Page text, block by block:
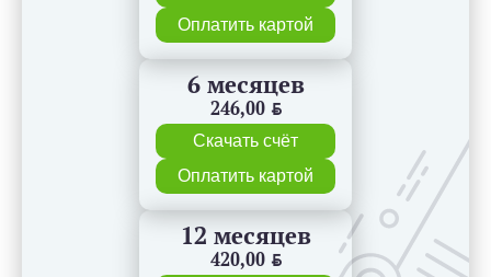
Оплатить картой
6 месяцев
246,00 BYN
Скачать счёт
Оплатить картой
12 месяцев
420,00 BYN